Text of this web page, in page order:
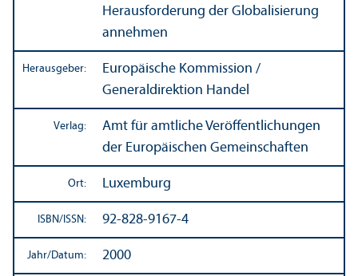
Herausforderung der Globalisierung
annehmen
Herausgeber:
Europäische Kommission /
Generaldirektion Handel
Verlag:
Amt für amtliche Veröffentlichungen
der Europäischen Gemeinschaften
Ort: Luxemburg
ISBN/ ISSN: 92-828-9167-4
Jahr/Datum: 2000